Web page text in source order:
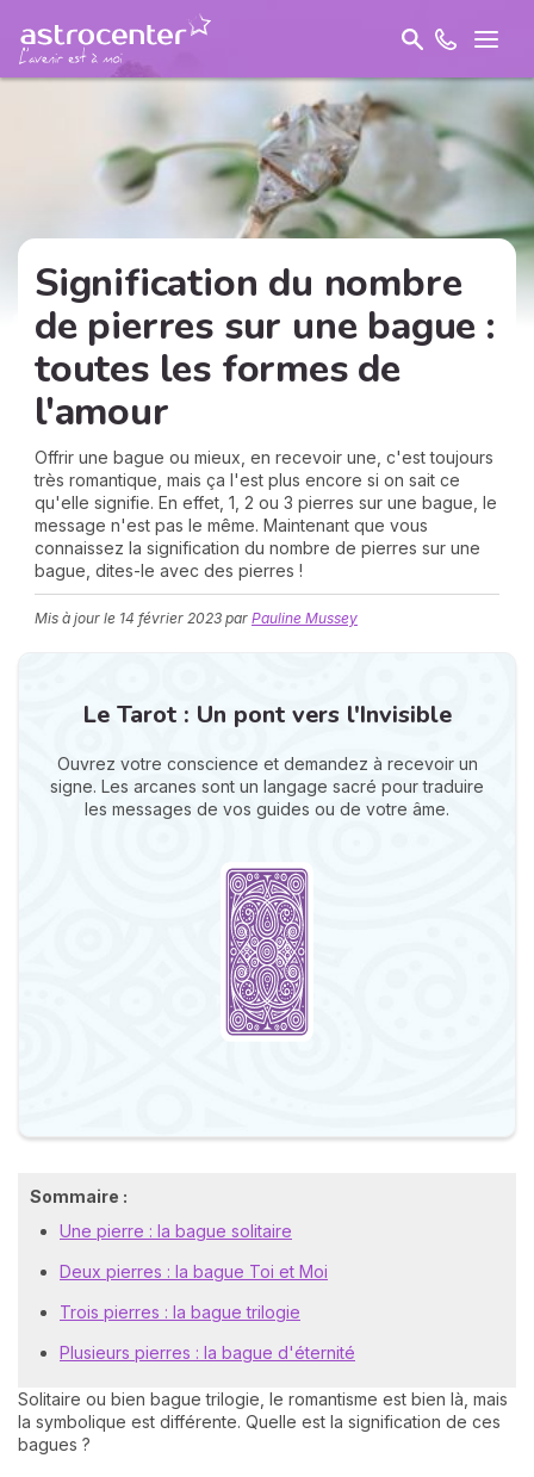
Signification du nombre
de pierres sur une bague :
toutes les formes de
l'amour
Offrir une bague ou mieux, en recevoir une, c'est toujours
très romantique, mais ça l'est plus encore si on sait ce
qu'elle signifie. En effet, 1, 2 ou 3 pierres sur une bague, le
message n'est pas le même. Maintenant que vous
connaissez la signification du nombre de pierres sur une
bague, dites-le avec des pierres !
Mis à jour le 14 février 2023 par Pauline Mussey
Le Tarot : Un pont vers l'Invisible
Ouvrez votre conscience et demandez à recevoir un
signe. Les arcanes sont un langage sacré pour traduire
les messages de vos guides ou de votre âme.
Sommaire :
Une pierre : la bague solitaire
Deux pierres : la bague Toi et Moi
Trois pierres : la bague trilogie
Plusieurs pierres : la bague d'éternité
Solitaire ou bien bague trilogie, le romantisme est bien là, mais
la symbolique est différente. Quelle est la signification de ces
bagues ?